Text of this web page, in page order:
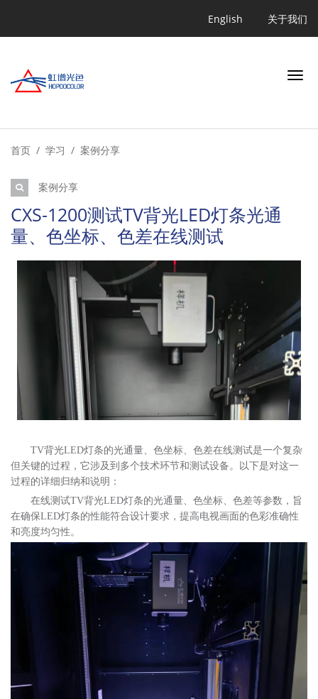
English 关于我们
行业
应用
首页 学习 案例分享
案例分享
CXS-1200测试TV背光LED灯条光通
量、色坐标、色差在线测试
TV背光LED灯条的光通量、色坐标、色差在线测试是一个复杂
但关键的过程，它涉及到多个技术环节和测试设备。以下是对这一
过程的详细归纳和说明：
在线测试TV背光LED灯条的光通量、色坐标、色差等参数，旨
在确保LED灯条的性能符合设计要求，提高电视画面的色彩准确性
和亮度均匀性。